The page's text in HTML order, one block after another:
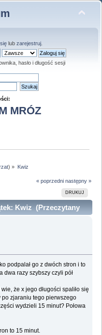
lub zarejestruj.
hasło i długość sesji
MRÓZ
) » Kwiz
« poprzedni następny »
DRUKUJ
Kwiz (Przeczytany
podpalał go z dwóch stron i to
dwa razy szybszy czyli pół
że x jego długości spaliło się
po zjaraniu tego pierwszego
wydzieli 15 minut? Połowa
to 15 minut.